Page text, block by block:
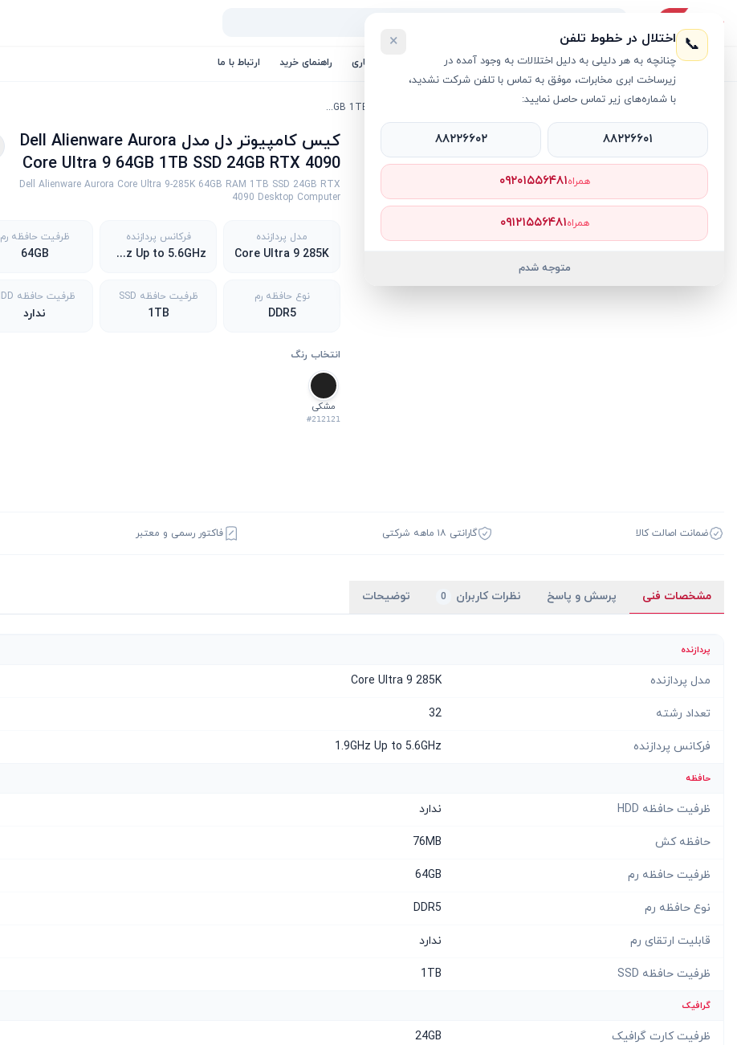
لیست محصولات خرید اقساطی خرید سازمانی فروش عمده و همکاری راهنمای خرید ارتباط با ما
کامپیوتر دسکتاپ - Desktop PC کیس کامپیوتر دل مدل Dell Alienware Aurora Core Ultra 9 64GB 1TB SSD 24GB RTX 4090
کیس کامپیوتر دل مدل Dell Alienware Aurora
Core Ultra 9 64GB 1TB SSD 24GB RTX 4090
Dell Alienware Aurora Core Ultra 9-285K 64GB RAM 1TB SSD 24GB RTX
4090 Desktop Computer
مدل پردازنده
Core Ultra 9 285K
فرکانس پردازنده
1.9GHz Up to 5.6GHz
ظرفیت حافظه رم
64GB
نوع حافظه رم
DDR5
ظرفیت حافظه SSD
1TB
ظرفیت حافظه HDD
ندارد
انتخاب رنگ
مشکی
#212121
ضمانت اصالت کالا گارانتی ۱۸ ماهه شرکتی فاکتور رسمی و معتبر
مشخصات فنی پرسش و پاسخ نظرات کاربران 0 توضیحات
پردازنده
مدل پردازنده Core Ultra 9 285K
تعداد رشته 32
فرکانس پردازنده 1.9GHz Up to 5.6GHz
حافظه
ظرفیت حافظه HDD ندارد
حافظه کش 76MB
ظرفیت حافظه رم 64GB
نوع حافظه رم DDR5
قابلیت ارتقای رم ندارد
ظرفیت حافظه SSD 1TB
گرافیک
ظرفیت کارت گرافیک 24GB
📞 اختلال در خطوط تلفن
چنانچه به هر دلیلی به دلیل اختلالات به وجود آمده در
زیرساخت ابری مخابرات، موفق به تماس با تلفن شرکت نشدید،
با شماره‌های زیر تماس حاصل نمایید:
×
۸۸۲۲۶۶۰۱ ۸۸۲۲۶۶۰۲
همراه۰۹۲۰۱۵۵۶۴۸۱
همراه۰۹۱۲۱۵۵۶۴۸۱
متوجه شدم